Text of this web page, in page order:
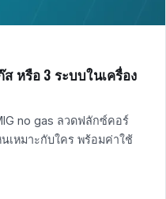
หรือ 3 ระบบในเครื่อง
no gas ลวดฟลักซ์คอร์
เหมาะกับใคร พร้อมค่าใช้